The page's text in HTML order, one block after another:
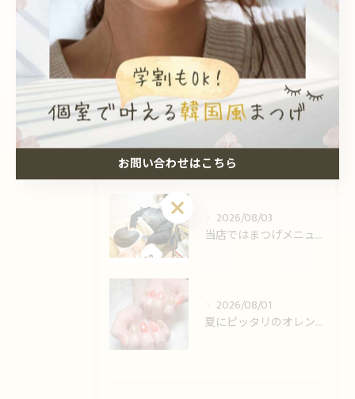
最近の投稿 Recent Posts
2026/08/05
LDカール✨️
2026/08/03
当店ではまつげメニューとネイルの同時施術可能です！
2026/08/01
夏にピッタリのオレンジ💅
お問い合わせはこちら
お問い合わせはこちら